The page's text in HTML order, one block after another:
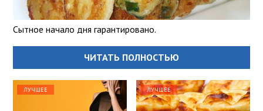
Сытное начало дня гарантировано.
ЧИТАТЬ ПОЛНОСТЬЮ
ЛУЧШЕЕ ЛУЧШЕЕ